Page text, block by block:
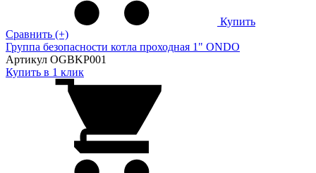
Купить
Сравнить (+)
Группа безопасности котла проходная 1" ONDO
Артикул OGBKP001
Купить в 1 клик